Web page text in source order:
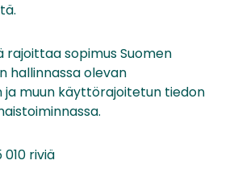
rajoittaa sopimus Suomen
hallinnassa olevan
ja muun käyttörajoitetun tiedon
010 riviä